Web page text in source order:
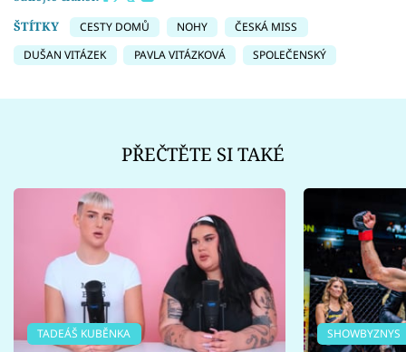
ŠTÍTKY
CESTY DOMŮ NOHY
ČESKÁ MISS
DUŠAN VITÁZEK
PAVLA VITÁZKOVÁ SPOLEČENSKÝ
PŘEČTĚTE SI TAKÉ
TADEÁŠ KUBĚNKA SHOWBYZNYS